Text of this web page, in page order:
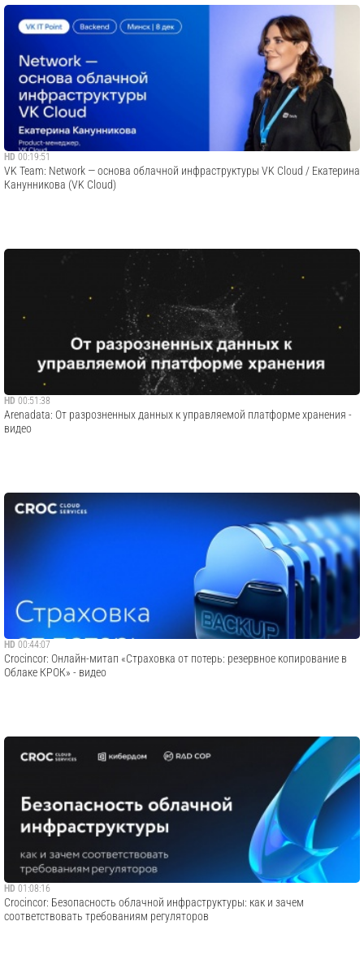
HD 00:19:51
VK Team: Network — основа облачной инфраструктуры VK Cloud / Екатерина
Канунникова (VK Cloud)
HD 00:51:38
Arenadata: От разрозненных данных к управляемой платформе хранения -
видео
HD 00:44:07
Crocincor: Онлайн-митап «Страховка от потерь: резервное копирование в
Облаке КРОК» - видео
HD 01:08:16
Crocincor: Безопасность облачной инфраструктуры: как и зачем
соответствовать требованиям регуляторов